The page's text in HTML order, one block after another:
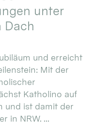
unter
Dach
und erreicht
Mit der
Katholino auf
und ist damit der
in NRW. ...